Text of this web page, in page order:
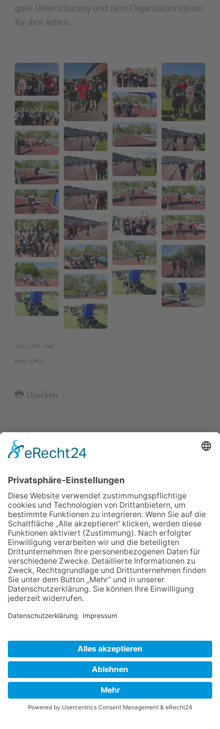
gute Unterstützung und dem Organisationsteam
für ihre Arbeit.
Text: LHGF | NeK
Fotos: LHGF
Drucken
IMPRESSUM
VERBRAUCHERSTREITBEILEGUNGSGESETZ
HINWEISGEBERSCHUTZGESETZ LINKS/PARTNER
KONTAKT VORLESE-FUNKTION: READSPEAKER
GOOD NEWS | ELTERNBRIEFE
DATENSCHUTZ GGMBH DATENSCHUTZ E.V.
DATENVERARBEITUNG TAA | AFE